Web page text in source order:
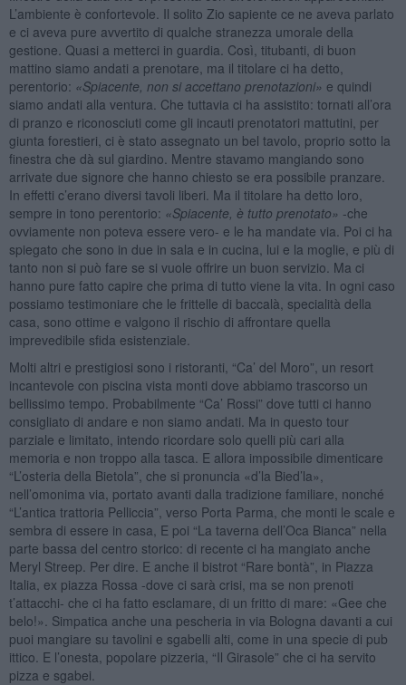
L’ambiente è confortevole. Il solito Zio sapiente ce ne aveva parlato
e ci aveva pure avvertito di qualche stranezza umorale della
gestione. Quasi a metterci in guardia. Così, titubanti, di buon
mattino siamo andati a prenotare, ma il titolare ci ha detto,
perentorio: «Spiacente, non si accettano prenotazioni» e quindi
siamo andati alla ventura. Che tuttavia ci ha assistito: tornati all’ora
di pranzo e riconosciuti come gli incauti prenotatori mattutini, per
giunta forestieri, ci è stato assegnato un bel tavolo, proprio sotto la
finestra che dà sul giardino. Mentre stavamo mangiando sono
arrivate due signore che hanno chiesto se era possibile pranzare.
In effetti c’erano diversi tavoli liberi. Ma il titolare ha detto loro,
sempre in tono perentorio: «Spiacente, è tutto prenotato» -che
ovviamente non poteva essere vero- e le ha mandate via. Poi ci ha
spiegato che sono in due in sala e in cucina, lui e la moglie, e più di
tanto non si può fare se si vuole offrire un buon servizio. Ma ci
hanno pure fatto capire che prima di tutto viene la vita. In ogni caso
possiamo testimoniare che le frittelle di baccalà, specialità della
casa, sono ottime e valgono il rischio di affrontare quella
imprevedibile sfida esistenziale.
Molti altri e prestigiosi sono i ristoranti, “Ca’ del Moro”, un resort
incantevole con piscina vista monti dove abbiamo trascorso un
bellissimo tempo. Probabilmente “Ca’ Rossi” dove tutti ci hanno
consigliato di andare e non siamo andati. Ma in questo tour
parziale e limitato, intendo ricordare solo quelli più cari alla
memoria e non troppo alla tasca. E allora impossibile dimenticare
“L’osteria della Bietola”, che si pronuncia «d’la Bied’la»,
nell’omonima via, portato avanti dalla tradizione familiare, nonché
“L’antica trattoria Pelliccia”, verso Porta Parma, che monti le scale e
sembra di essere in casa, E poi “La taverna dell’Oca Bianca” nella
parte bassa del centro storico: di recente ci ha mangiato anche
Meryl Streep. Per dire. E anche il bistrot “Rare bontà”, in Piazza
Italia, ex piazza Rossa -dove ci sarà crisi, ma se non prenoti
t’attacchi- che ci ha fatto esclamare, di un fritto di mare: «Gee che
belo!». Simpatica anche una pescheria in via Bologna davanti a cui
puoi mangiare su tavolini e sgabelli alti, come in una specie di pub
ittico. E l’onesta, popolare pizzeria, “Il Girasole” che ci ha servito
pizza e sgabei.